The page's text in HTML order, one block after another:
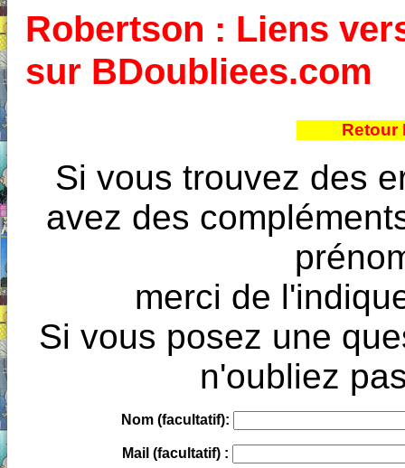
Robertson : Liens
sur BDoubliees.com
Retour
Si vous trouvez des
avez des
merci de
Si vous posez une
n'oubliez
Nom (facultatif):
Mail (facultatif) :